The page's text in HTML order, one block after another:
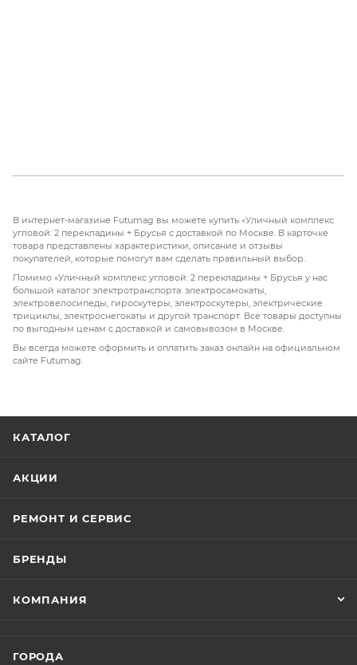
В интернет-магазине Futumag вы можете купить «Уличный комплекс
угловой: 2 перекладины + Брусья с доставкой по Москве. В карточке
товара представлены характеристики, описание и отзывы
покупателей, которые помогут вам сделать правильный выбор.
Помимо «Уличный комплекс угловой: 2 перекладины + Брусья у нас
большой каталог электротранспорта: электросамокаты,
электровелосипеды, гироскутеры, электроскутеры, электрические
трициклы, электроснегокаты и другой транспорт. Все товары доступны
по выгодным ценам с доставкой и самовывозом в Москве.
Вы всегда можете оформить и оплатить заказ онлайн на официальном
сайте Futumag.
КАТАЛОГ
АКЦИИ
РЕМОНТ И СЕРВИС
БРЕНДЫ
КОМПАНИЯ
ГОРОДА